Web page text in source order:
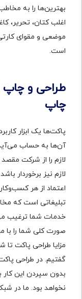
بهترین‌ها را به
اغلب کتان، تحریر،
است.
طراحی و
چاپ
پاکت‌ها یک ابزار
آن‌ها به حساب
لازم را از شرکت
لازم نیز برخوردار
اعتماد از هر
تبلیغاتی است که
خدمات شما ترغیب
صورت کلی شما را با
مزایا طراحی پاکت
گفتیم. در طراحی
بدون سپردن این
نخواهد بود. ما در